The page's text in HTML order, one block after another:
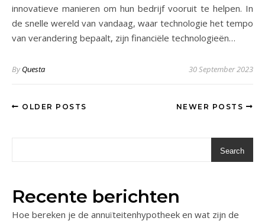
innovatieve manieren om hun bedrijf vooruit te helpen. In
de snelle wereld van vandaag, waar technologie het tempo
van verandering bepaalt, zijn financiële technologieën…
ByQuesta 30 September 2023
OLDER POSTS NEWER POSTS
Search
Recente berichten
Hoe bereken je de annuïteitenhypotheek en wat zijn de